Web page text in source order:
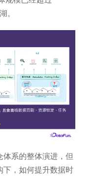
。
体系的整体演进，但
下，如何提升数据时